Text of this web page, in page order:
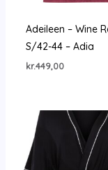
Adeileen – Wine
S/42-44 – Adia
kr.449,00